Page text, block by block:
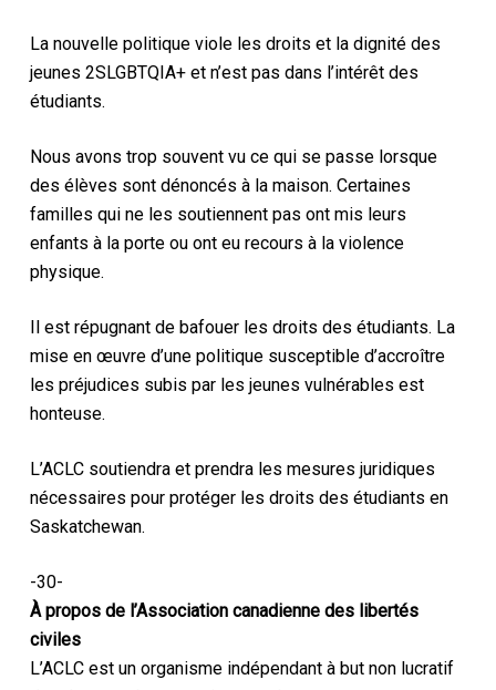
La nouvelle politique viole les droits et la dignité des
jeunes 2SLGBTQIA+ et n’est pas dans l’intérêt des
étudiants.
Nous avons trop souvent vu ce qui se passe lorsque
des élèves sont dénoncés à la maison. Certaines
familles qui ne les soutiennent pas ont mis leurs
enfants à la porte ou ont eu recours à la violence
physique.
Il est répugnant de bafouer les droits des étudiants. La
mise en œuvre d’une politique susceptible d’accroître
les préjudices subis par les jeunes vulnérables est
honteuse.
L’ACLC soutiendra et prendra les mesures juridiques
nécessaires pour protéger les droits des étudiants en
Saskatchewan.
-30-
À propos de l’Association canadienne des libertés
civiles
L’ACLC est un organisme indépendant à but non lucratif